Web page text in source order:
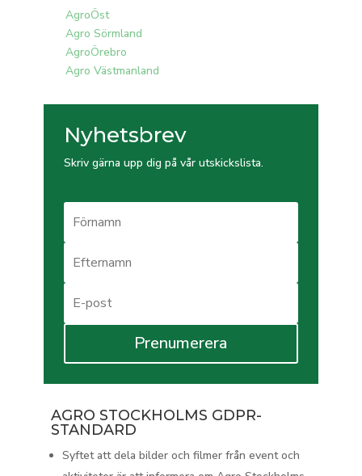
AgroÖst
Agro Sörmland
AgroÖrebro
Agro Västmanland
Nyhetsbrev
Skriv gärna upp dig på vår utskickslista.
Prenumerera
AGRO STOCKHOLMS GDPR-
STANDARD
Syftet att dela bilder och filmer från event och